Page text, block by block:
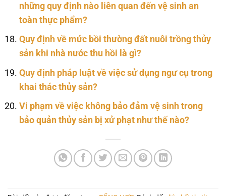
những quy định nào liên quan đến vệ sinh an
toàn thực phẩm?
Quy định về mức bồi thường đất nuôi trồng thủy
sản khi nhà nước thu hồi là gì?
Quy định pháp luật về việc sử dụng ngư cụ trong
khai thác thủy sản?
Vi phạm về việc không bảo đảm vệ sinh trong
bảo quản thủy sản bị xử phạt như thế nào?